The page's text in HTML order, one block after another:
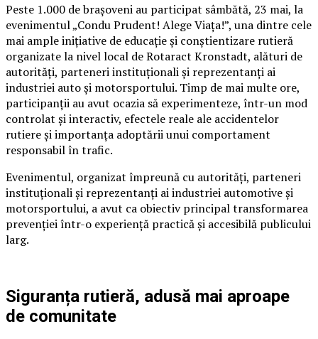
Peste 1.000 de brașoveni au participat sâmbătă, 23 mai, la
evenimentul „Condu Prudent! Alege Viața!”, una dintre cele
mai ample inițiative de educație și conștientizare rutieră
organizate la nivel local de Rotaract Kronstadt, alături de
autorități, parteneri instituționali și reprezentanți ai
industriei auto și motorsportului. Timp de mai multe ore,
participanții au avut ocazia să experimenteze, într-un mod
controlat și interactiv, efectele reale ale accidentelor
rutiere și importanța adoptării unui comportament
responsabil în trafic.
Evenimentul, organizat împreună cu autorități, parteneri
instituționali și reprezentanți ai industriei automotive și
motorsportului, a avut ca obiectiv principal transformarea
prevenției într-o experiență practică și accesibilă publicului
larg.
Siguranța rutieră, adusă mai aproape
de comunitate